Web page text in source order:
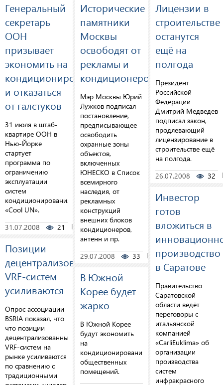
Генеральный
секретарь
ООН
призывает
экономить на
кондиционировании
и отказаться
от галстуков
31 июля в штаб-
квартире ООН в
Нью-Йорке
стартует
программа по
ограничению
эксплуатации
систем
кондиционирования
«Cool UN».
31.07.2008
21 0
Позиции
децентрализованных
VRF-систем
усиливаются
Опрос ассоциации
BSRIA показал, что
что позиции
децентрализованных
VRF-систем на
рынке усиливаются
по сравнению с
традиционными
Исторические
памятники
Москвы
освободят от
рекламы и
кондиционеров
Мэр Москвы Юрий
Лужков подписал
постановление,
предписывающее
освободить
охранные зоны
объектов,
включенных
ЮНЕСКО в Список
всемирного
наследия, от
рекламных
конструкций
внешних блоков
кондиционеров,
антенн и пр.
29.07.2008
33 0
В Южной
Корее будет
жарко
В Южной Корее
будут экономить
на
кондиционировании
общественных
помещений.
Лицензии в
строительстве
останутся
ещё на
полгода
Президент
Российской
Федерации
Дмитрий Медведев
подписал закон,
продлевающий
лицензирование в
строительстве ещё
на полгода.
26.07.2008
32
Инвестор
готов
вложиться в
производство
в Саратове
Правительство
Саратовской
области ведёт
переговоры с
итальянской
компанией
«CarliEuklima» об
организации
производства
систем
инфракрасного